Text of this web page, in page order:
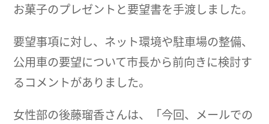
お菓子のプレゼントと要望書を手渡しました。
要望事項に対し、ネット環境や駐車場の整備、
公用車の要望について市長から前向きに検討す
るコメントがありました。
女性部の後藤瑠香さんは、「今回、メールでの